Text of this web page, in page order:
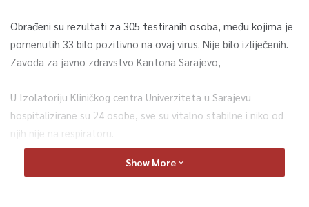
Obrađeni su rezultati za 305 testiranih osoba, među kojima je
pomenutih 33 bilo pozitivno na ovaj virus. Nije bilo izliječenih.
Zavoda za javno zdravstvo Kantona Sarajevo,
U Izolatoriju Kliničkog centra Univerziteta u Sarajevu
hospitalizirane su 24 osobe, sve su vitalno stabilne i niko od
njih nije na respiratoru.
Od početka epidemije u Kantonu Sarajevo na koronavirus
Show More